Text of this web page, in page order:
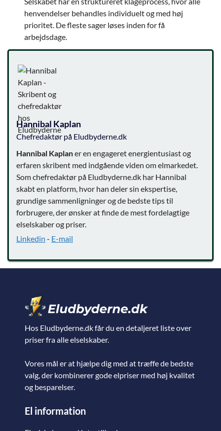
henvendelser behandles individuelt og med høj
prioritet. De fleste sager løses inden for få
arbejdsdage.
Hannibal Kaplan
Chefredaktør på Eludbyderne.dk
Hannibal Kaplaner en engageret energientusiast og
erfaren skribent med indgående viden om elmarkedet.
Som chefredaktør på Eludbyderne.dk har Hannibal
skabt en platform, hvor han deler sin ekspertise,
grundige sammenligninger og de bedste tips til
forbrugere, der ønsker at finde de mest fordelagtige
elselskaber og priser.
Linkedin - E-mail
Hos Eludbyderne.dk får du en detaljeret liste over
priser fra alle elselskaber.
Vores mål er at hjælpe dig med at træffe de bedste
valg, der kombinerer gode elpriser med høj kvalitet
og besparelser.
El information